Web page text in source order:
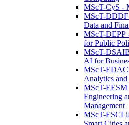
MScT-CyS -
MScT-DDDF
Data and
MScT-DEPP
for Public
MScT-
AI for
MScT-
Analytics and
MScT-EESM
Engineering
Management
MScT-
Smart Cities